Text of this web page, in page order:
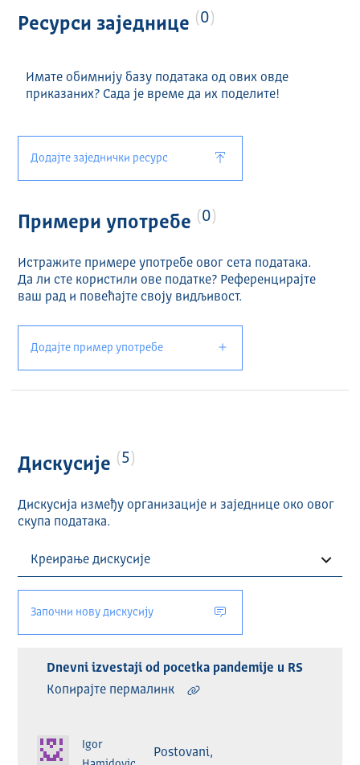
Ресурси заједнице 0
Имате обимнију базу података од ових овде
приказаних? Сада је време да их поделите!
Додајте заједнички ресурс
Примери употребе 0
Истражите примере употребе овог сета података.
Да ли сте користили ове податке? Референцирајте
ваш рад и повећајте своју видљивост.
Додајте пример употребе
Дискусије 5
Дискусија између организације и заједнице око овог
скупа података.
Започни нову дискусију
Dnevni izvestaji od pocetka pandemije u RS
Копирајте пермалинк
Igor
Postovani,